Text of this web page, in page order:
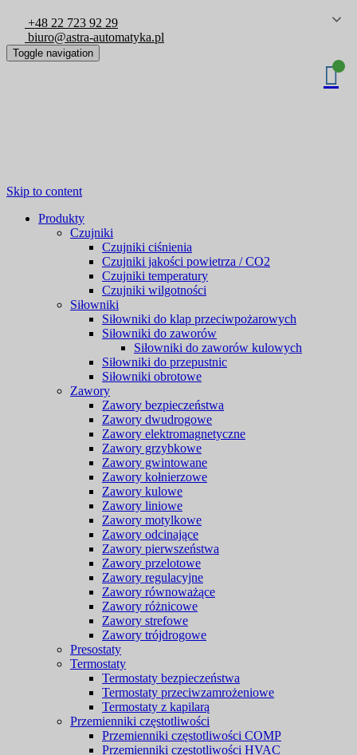
+48 22 723 92 29
biuro@astra-automatyka.pl
Toggle navigation
Skip to content
Produkty
Czujniki
Czujniki ciśnienia
Czujniki jakości powietrza / CO2
Czujniki temperatury
Czujniki wilgotności
Siłowniki
Siłowniki do klap przeciwpożarowych
Siłowniki do zaworów
Siłowniki do zaworów kulowych
Siłowniki do przepustnic
Siłowniki obrotowe
Zawory
Zawory bezpieczeństwa
Zawory dwudrogowe
Zawory elektromagnetyczne
Zawory grzybkowe
Zawory gwintowane
Zawory kołnierzowe
Zawory kulowe
Zawory liniowe
Zawory motylkowe
Zawory odcinające
Zawory pierwszeństwa
Zawory przelotowe
Zawory regulacyjne
Zawory równoważące
Zawory różnicowe
Zawory strefowe
Zawory trójdrogowe
Presostaty
Termostaty
Termostaty bezpieczeństwa
Termostaty przeciwzamrożeniowe
Termostaty z kapilarą
Przemienniki częstotliwości
Przemienniki częstotliwości COMP
Przemienniki częstotliwości HVAC